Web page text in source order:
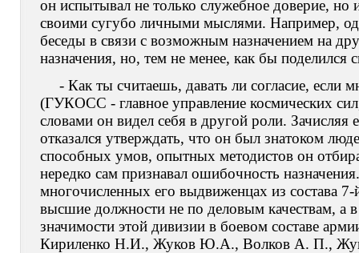
он испытывал не только служебное доверие,
своими сугубо личными мыслями. Например,
беседы в связи с возможным назначением на
назначения, но, тем не менее, как бы поделился
- Как ты считаешь, давать ли согласие,
(ГУКОСС - главное управление космических
словами он видел себя в другой роли.
отказался утверждать, что он был знатоком
способных умов, опытных методистов он
нередко сам признавал ошибочность
многочисленных его выдвиженцах из состава
высшие должности не по деловым качествам,
значимости этой дивизии в боевом составе
Кириленко Н.И., Жуков Ю.А., Волков А. П.,